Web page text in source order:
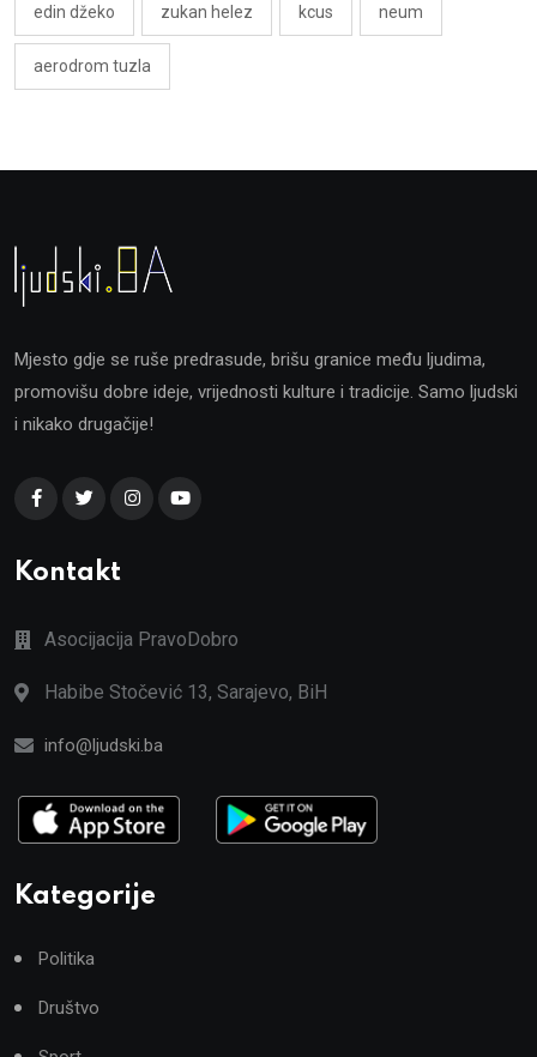
edin džeko zukan helez kcus neum
aerodrom tuzla
Mjesto gdje se ruše predrasude, brišu granice među ljudima,
promovišu dobre ideje, vrijednosti kulture i tradicije. Samo ljudski
i nikako drugačije!
Kontakt
Asocijacija PravoDobro
Habibe Stočević 13, Sarajevo, BiH
info@ljudski.ba
Kategorije
Politika
Društvo